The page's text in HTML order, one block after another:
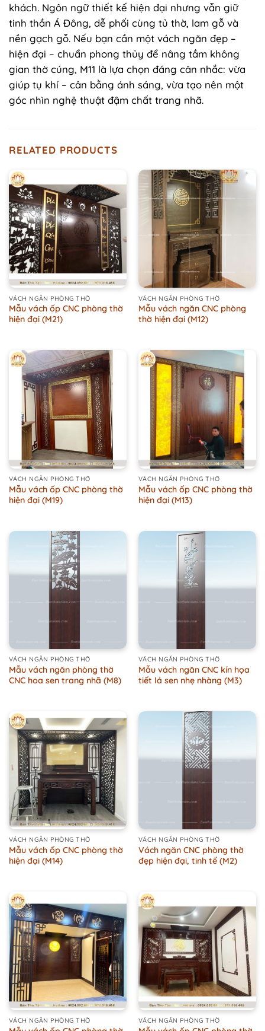
khách. Ngôn ngữ thiết kế hiện đại nhưng vẫn giữ
tinh thần Á Đông, dễ phối cùng tủ thờ, lam gỗ và
nền gạch gỗ. Nếu bạn cần một vách ngăn đẹp –
hiện đại – chuẩn phong thủy để nâng tầm không
gian thờ cúng, M11 là lựa chọn đáng cân nhắc: vừa
giúp tụ khí – cân bằng ánh sáng, vừa tạo nên một
góc nhìn nghệ thuật đậm chất trang nhã.
RELATED PRODUCTS
VÁCH NGĂN PHÒNG THỜ
Mẫu vách ốp CNC phòng thờ
hiện đại (M21)
VÁCH NGĂN PHÒNG THỜ
Mẫu vách ngăn CNC phòng
thờ hiện đại (M12)
VÁCH NGĂN PHÒNG THỜ
Mẫu vách ốp CNC phòng thờ
hiện đại (M19)
VÁCH NGĂN PHÒNG THỜ
Mẫu vách ốp CNC phòng thờ
hiện đại (M13)
VÁCH NGĂN PHÒNG THỜ
Mẫu vách ngăn phòng thờ
CNC hoa sen trang nhã (M8)
VÁCH NGĂN PHÒNG THỜ
Mẫu vách ngăn CNC kín họa
tiết lá sen nhẹ nhàng (M3)
VÁCH NGĂN PHÒNG THỜ
Mẫu vách ốp CNC phòng thờ
hiện đại (M14)
VÁCH NGĂN PHÒNG THỜ
Vách ngăn CNC phòng thờ
đẹp hiện đại, tinh tế (M2)
VÁCH NGĂN PHÒNG THỜ VÁCH NGĂN PHÒNG THỜ